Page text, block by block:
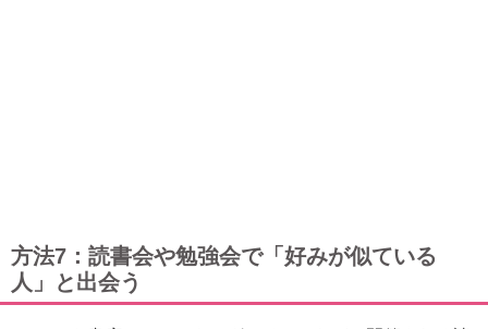
方法7：読書会や勉強会で「好みが似ている
人」と出会う